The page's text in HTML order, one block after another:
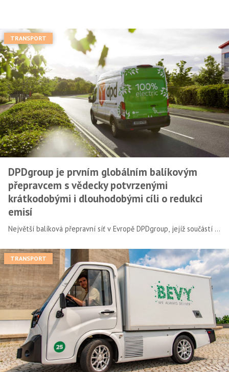
TRANSPORT
DPDgroup je prvním globálním balíkovým
přepravcem s vědecky potvrzenými
krátkodobými i dlouhodobými cíli o redukci
emisí
Největší balíková přepravní síť v Evropě DPDgroup, jejíž součástí je
udržitelnosti od přední vědecké nezávislé iniciativy SBTi (Science
Based Targets initiative), jejíž spoluzakladateli jsou UN Global
Compact a Světový fond na ochranu přírody. Iniciativa je široce
uznávána pro svá hodnocení a podporu cílů firem v oblasti
snižování emisí skleníkových plynů na základě vědeckých
poznatků o klimatu.
TRANSPORT